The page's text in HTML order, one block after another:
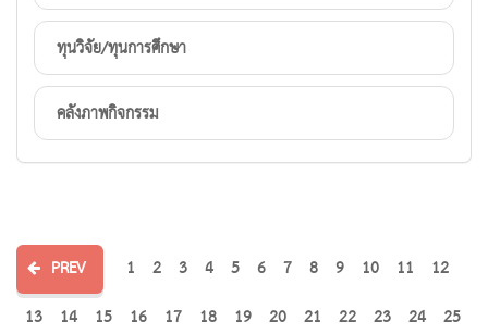
ทุนวิจัย/ทุนการศึกษา
คลังภาพกิจกรรม
PREV 1 2 3 4 5 6 7 8 9 10 11
12
13
14 15 16 17 18 19 20 21 22 23 24 25